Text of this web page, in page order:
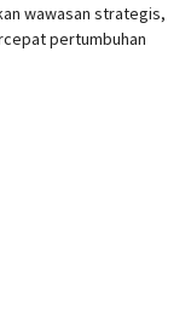
wawasan strategis,
pertumbuhan